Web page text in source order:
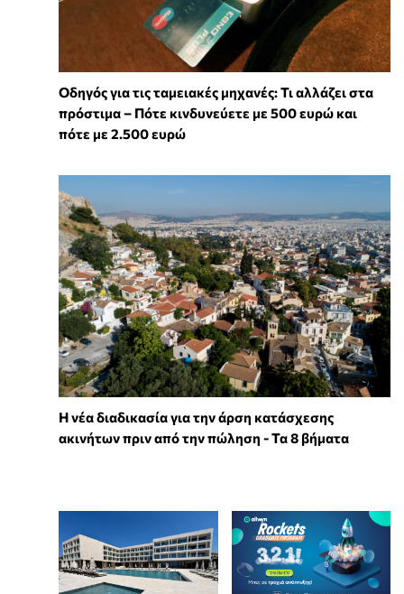
Οδηγός για τις ταμειακές μηχανές: Τι αλλάζει στα
πρόστιμα – Πότε κινδυνεύετε με 500 ευρώ και
πότε με 2.500 ευρώ
Η νέα διαδικασία για την άρση κατάσχεσης
ακινήτων πριν από την πώληση - Τα 8 βήματα